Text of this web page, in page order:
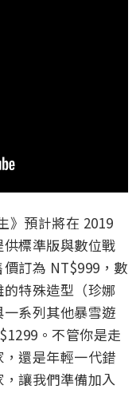
》預計將在 2019
供標準版與數位戰
訂為 NT$999，數
特殊造型（珍娜
系列其他暴雪遊
。不管你是走
還是年輕一代錯
讓我們準備加入